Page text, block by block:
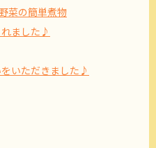
菜の簡単煮物
れました♪
をいただきました♪